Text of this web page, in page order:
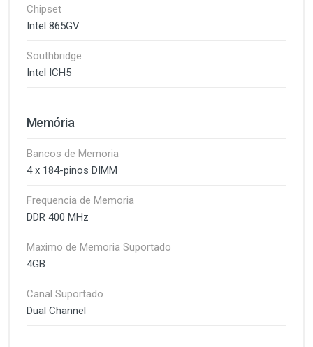
Chipset
Intel 865GV
Southbridge
Intel ICH5
Memória
Bancos de Memoria
4 x 184-pinos DIMM
Frequencia de Memoria
DDR 400 MHz
Maximo de Memoria Suportado
4GB
Canal Suportado
Dual Channel